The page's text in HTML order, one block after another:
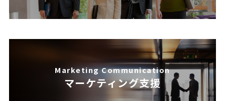
Marketing Communication
マーケティング支援